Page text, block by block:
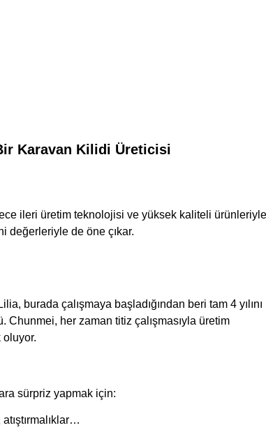
Karavan Kilidi Üreticisi
ileri üretim teknolojisi ve yüksek kaliteli ürünleriyle
değerleriyle de öne çıkar.
burada çalışmaya başladığından beri tam ​4 yılını
Chunmei, her zaman titiz çalışmasıyla üretim
oluyor.
sürpriz yapmak için: